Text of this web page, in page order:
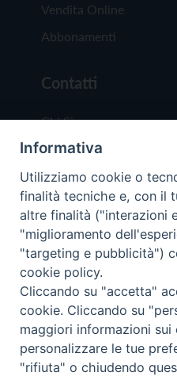
Vendita Online
Abbonamenti
Contatti
Chi Siamo
Redazione
Scrivici
Copyright © 2019 -
Trentina Editrice
Privacy Policy
Informativa
Utilizziamo cookie o
finalità tecniche e, con il
altre finalità ("interazioni
"miglioramento
"targeting e pubblicità")
cookie policy.
Cliccando su "accetta"
cookie. Cliccando su
maggiori informazioni
personalizzare le tue
"rifiuta" o chiudendo